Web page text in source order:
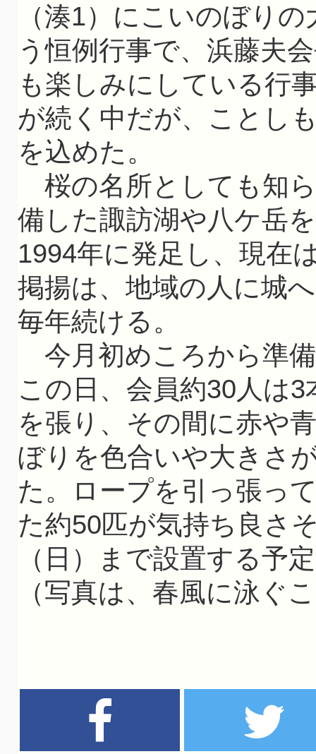
（湊1）にこいのぼり
う恒例行事で、浜藤夫
も楽しみにしている行
が続く中だが、ことし
を込めた。
桜の名所としても知
備した諏訪湖や八ケ岳
1994年に発足し、現在
掲揚は、地域の人に城
毎年続ける。
今月初めころから準
この日、会員約30人は
を張り、その間に赤や
ぼりを色合いや大きさ
た。ロープを引っ張っ
た約50匹が気持ち良さ
（日）まで設置する予
（写真は、春風に泳ぐ